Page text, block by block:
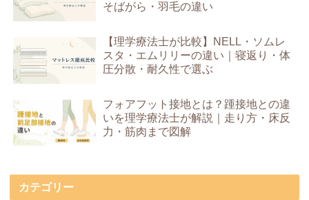
そばがら・羽毛の違い
【理学療法士が比較】NELL・ソムレ
スタ・エムリリーの違い｜寝返り・体
圧分散・耐久性で選ぶ
フォアフット接地とは？踵接地との違
いを理学療法士が解説｜走り方・床反
力・筋肉まで図解
カテゴリー